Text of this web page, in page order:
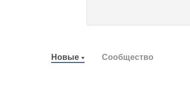
Новые Сообщество